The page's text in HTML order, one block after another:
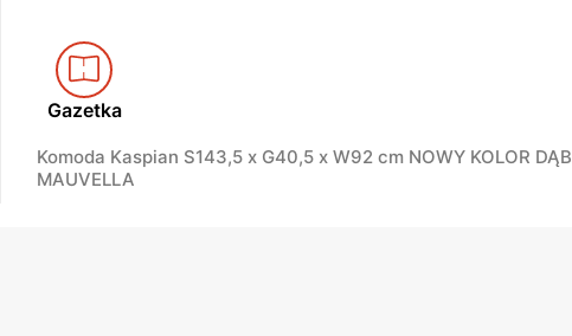
Gazetka
Komoda Kaspian S143,5 x G40,5 x W92 cm NOWY KOLOR DĄB
MAUVELLA